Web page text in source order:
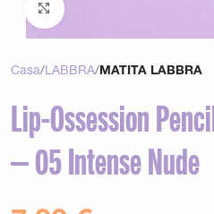
Clicca per ingrandire
Casa LABBRA MATITA LABBRA
Lip-Ossession
– 05 Intense Nude